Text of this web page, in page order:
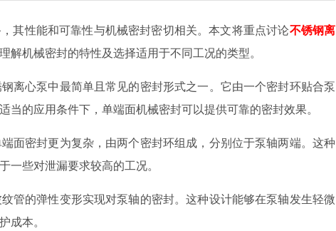
其性能和可靠性与机械密封密切相关。本文将重点讨论不锈钢离
机械密封的特性及选择适用于不同工况的类型。
离心泵中最简单且常见的密封形式之一。它由一个密封环贴合泵
的应用条件下，单端面机械密封可以提供可靠的密封效果。
面密封更为复杂，由两个密封环组成，分别位于泵轴两端。这种
些对泄漏要求较高的工况。
管的弹性变形实现对泵轴的密封。这种设计能够在泵轴发生轻微
成本。